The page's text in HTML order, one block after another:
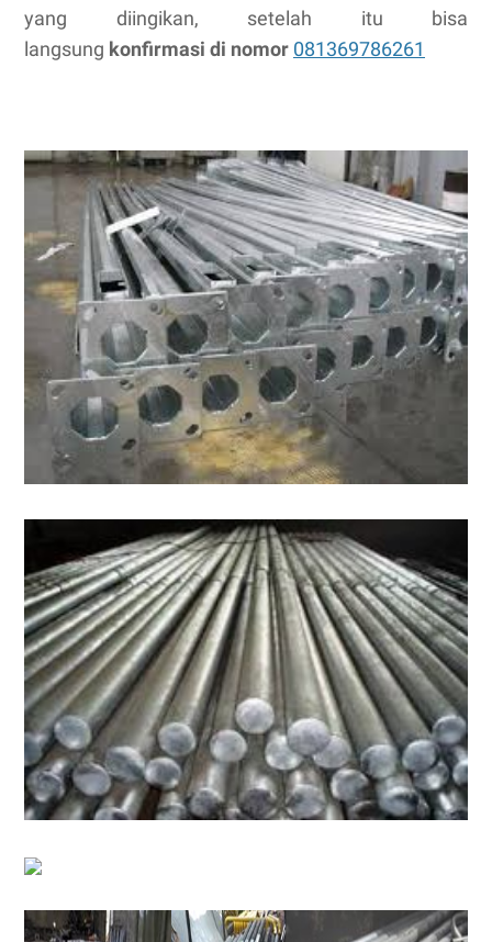
yang diingikan, setelah itu bisa
langsung konfirmasi di nomor 081369786261